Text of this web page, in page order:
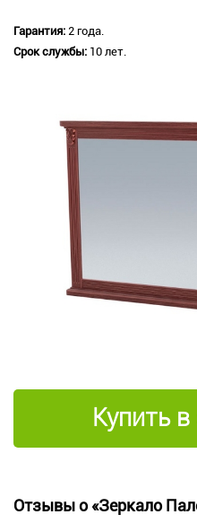
Гарантия: 2 года.
Срок службы: 10 лет.
Купить
Отзывы о «Зеркало